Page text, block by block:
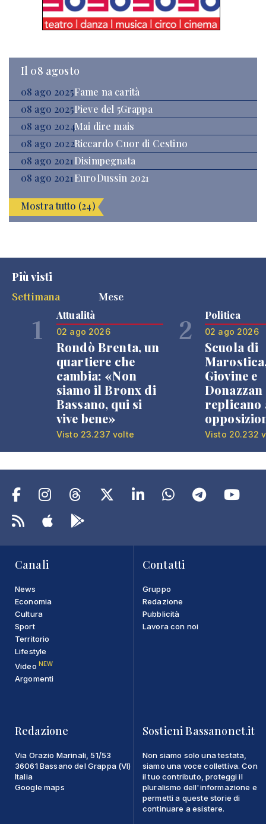
Il 08 agosto
08 ago 2025Fame na carità
08 ago 2025Pieve del 5Grappa
08 ago 2024Mai dire mais
08 ago 2022Riccardo Cuor di Cestino
08 ago 2021Disimpegnata
08 ago 2021EuroDussin 2021
Mostra tutto (24)
Più visti
Settimana
Mese
1 Attualità
02 ago 2026
Rondò Brenta, un
quartiere che
cambia: «Non
siamo il Bronx di
Bassano, qui si
vive bene»
Visto 23.237 volte
2 Politica
02 ago 2026
Scuola di
Giovine e
Donazzan
replicano
Visto 20.232
Canali
News
Economia
Cultura
Sport
Territorio
Lifestyle
Video NEW
Argomenti
Contatti
Gruppo
Redazione
Pubblicità
Lavora con noi
Redazione
Via Orazio Marinali, 51/53
36061 Bassano del Grappa (VI)
Italia
Google maps
Sostieni Bassanonet.it
Non siamo solo una testata,
siamo una voce collettiva. Con
il tuo contributo, proteggi il
pluralismo dell'informazione e
permetti a queste storie di
continuare a esistere.